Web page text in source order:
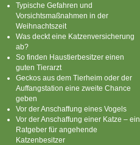
Typische Gefahren und
Vorsichtsmaßnahmen in der
Weihnachtszeit
Was deckt eine Katzenversicherung
ab?
So finden Haustierbesitzer einen
guten Tierarzt
Geckos aus dem Tierheim oder der
Auffangstation eine zweite Chance
geben
Vor der Anschaffung eines Vogels
Vor der Anschaffung einer Katze – ein
Ratgeber für angehende
Katzenbesitzer